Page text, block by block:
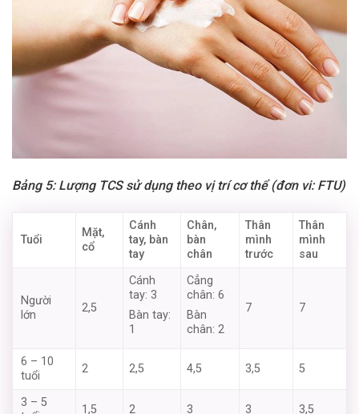
Bảng 5: Lượng TCS sử dụng theo vị trí cơ thể (đơn vi: FTU)
Tuổi
Mặt,
cổ
Cánh
tay, bàn
tay
Chân,
bàn
chân
Thân
mình
trước
Thân
mình
sau
Người
lớn
2,5
Cánh
tay: 3
Bàn tay:
1
Cẳng
chân: 6
Bàn
chân: 2
7 7
6 – 10
tuổi
2 2,5 4,5 3,5 5
3 – 5
1,5 2 3 3 3,5